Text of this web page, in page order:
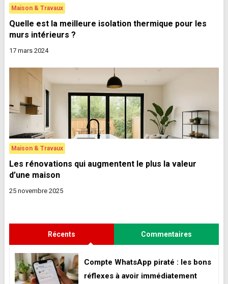
Maison & Travaux
Quelle est la meilleure isolation thermique pour les
murs intérieurs ?
17 mars 2024
Maison & Travaux
Les rénovations qui augmentent le plus la valeur
d’une maison
25 novembre 2025
Récents Commentaires
Compte WhatsApp piraté : les bons
réflexes à avoir immédiatement